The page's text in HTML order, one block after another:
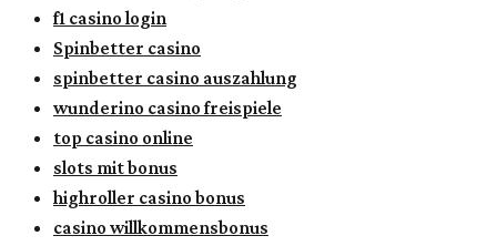
f1 casino login
Spinbetter casino
spinbetter casino auszahlung
wunderino casino freispiele
top casino online
slots mit bonus
highroller casino bonus
casino willkommensbonus